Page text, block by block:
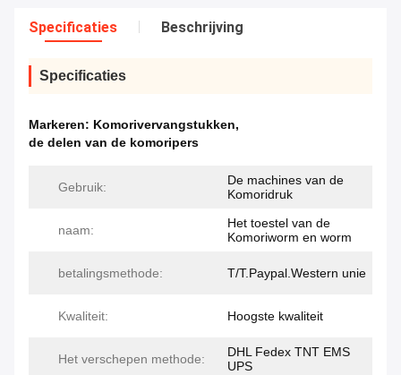
Specificaties Beschrijving
Specificaties
Markeren: Komorivervangstukken,
de delen van de komoripers
Gebruik:
De machines van de
Komoridruk
naam:
Het toestel van de
Komoriworm en worm
betalingsmethode: T/T.Paypal.Western unie
Kwaliteit: Hoogste kwaliteit
Het verschepen methode:
DHL Fedex TNT EMS
UPS